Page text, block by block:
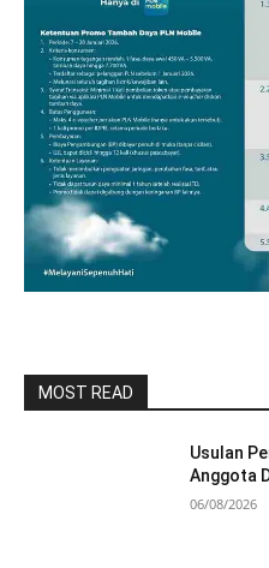
MOST READ
Usulan
Anggota
06/08/2026